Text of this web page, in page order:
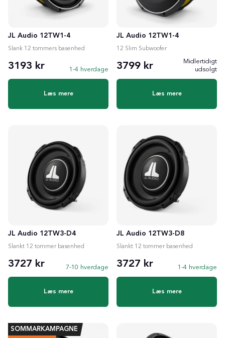
JL Audio 12TW1-4
Slank 12 tommers basenhed
3193 kr 1-4 hverdage
Læs mere
JL Audio 12TW1-4
12 Slim Subwoofer
3799 kr
Midlertidigt
udsolgt
Læs mere
JL Audio 12TW3-D4
Slankt 12 tommer basenhed
3727 kr 7-10 hverdage
Læs mere
JL Audio 12TW3-D8
Slankt 12 tommer basenhed
3727 kr 1-4 hverdage
Læs mere
SOMMARKAMPAGNE